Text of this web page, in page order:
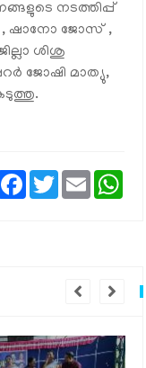
നടത്തിപ്പ്
, ഷാനോ ജോസ് ,
ശിശു
ജോഷി മാത്യു,
Facebook
TwitterEmail